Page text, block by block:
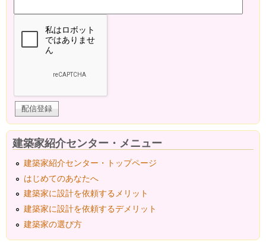
建築家紹介センター・メニュー
建築家紹介センター・トップページ
はじめてのあなたへ
建築家に設計を依頼するメリット
建築家に設計を依頼するデメリット
建築家の選び方